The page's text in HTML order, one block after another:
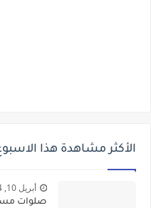
الأكثر مشاهدة هذا
أبريل 10, 2024
صلوات